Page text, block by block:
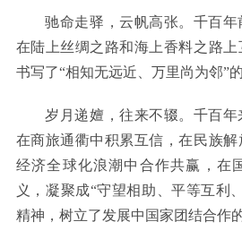
驰命走驿，云帆高张。千百年
在陆上丝绸之路和海上香料之路
书写了“相知无远近、万里尚为邻”
岁月递嬗，往来不辍。千百年
在商旅通衢中积累互信，在民族
经济全球化浪潮中合作共赢，在
义，凝聚成“守望相助、平等互利
精神，树立了发展中国家团结合作